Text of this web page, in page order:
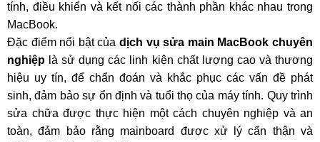
tính, điều khiển và kết nối các thành phần khác nhau trong
MacBook.
Đặc điểm nổi bật của dịch vụ sửa main MacBook chuyên
nghiệp là sử dụng các linh kiện chất lượng cao và thương
hiệu uy tín, để chẩn đoán và khắc phục các vấn đề phát
sinh, đảm bảo sự ổn định và tuổi thọ của máy tính. Quy trình
sửa chữa được thực hiện một cách chuyên nghiệp và an
toàn, đảm bảo rằng mainboard được xử lý cẩn thận và